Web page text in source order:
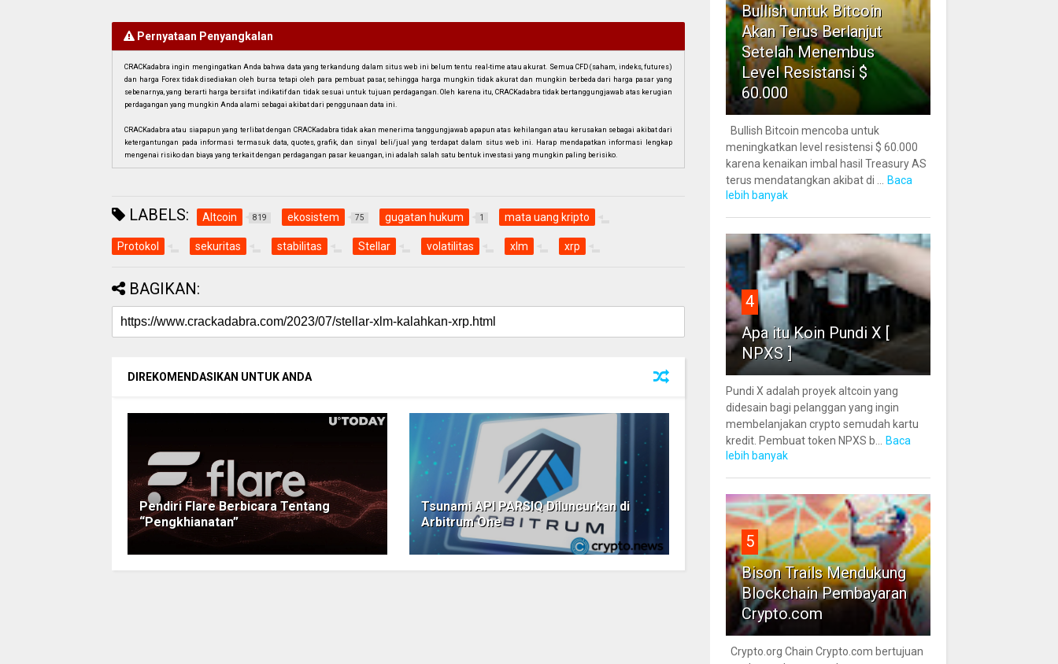
Pernyataan Penyangkalan
CRACKadabra ingin mengingatkan Anda bahwa data yang terkandung dalam situs web ini belum tentu real-time atau akurat. Semua CFD (saham, indeks, futures)
dan harga Forex tidak disediakan oleh bursa tetapi oleh para pembuat pasar, sehingga harga mungkin tidak akurat dan mungkin berbeda dari harga pasar yang
sebenarnya, yang berarti harga bersifat indikatif dan tidak sesuai untuk tujuan perdagangan. Oleh karena itu, CRACKadabra tidak bertanggungjawab atas kerugian
perdagangan yang mungkin Anda alami sebagai akibat dari penggunaan data ini.
CRACKadabra atau siapapun yang terlibat dengan CRACKadabra tidak akan menerima tanggungjawab apapun atas kehilangan atau kerusakan sebagai akibat dari
ketergantungan pada informasi termasuk data, quotes, grafik, dan sinyal beli/jual yang terdapat dalam situs web ini. Harap mendapatkan informasi lengkap
mengenai risiko dan biaya yang terkait dengan perdagangan pasar keuangan, ini adalah salah satu bentuk investasi yang mungkin paling berisiko.
LABELS: Altcoin 819 ekosistem 75 gugatan hukum 1 mata uang kripto
Protokol sekuritas stabilitas Stellar volatilitas xlm xrp
BAGIKAN:
DIREKOMENDASIKAN UNTUK ANDA
Pendiri Flare Berbicara Tentang
“Pengkhianatan”
Tsunami API PARSIQ Diluncurkan di
Arbitrum One
Bullish untuk Bitcoin
Akan Terus Berlanjut
Setelah Menembus
Level Resistansi $
60.000
Bullish Bitcoin mencoba untuk
meningkatkan level resistensi $ 60.000
karena kenaikan imbal hasil Treasury AS
terus mendatangkan akibat di ...
Baca
lebih banyak
4
Apa itu Koin Pundi X [
NPXS ]
Pundi X adalah proyek altcoin yang
didesain bagi pelanggan yang ingin
membelanjakan crypto semudah kartu
kredit. Pembuat token NPXS b...
Baca
lebih banyak
5
Bison Trails Mendukung
Blockchain Pembayaran
Crypto.com
Crypto.org Chain Crypto.com bertujuan